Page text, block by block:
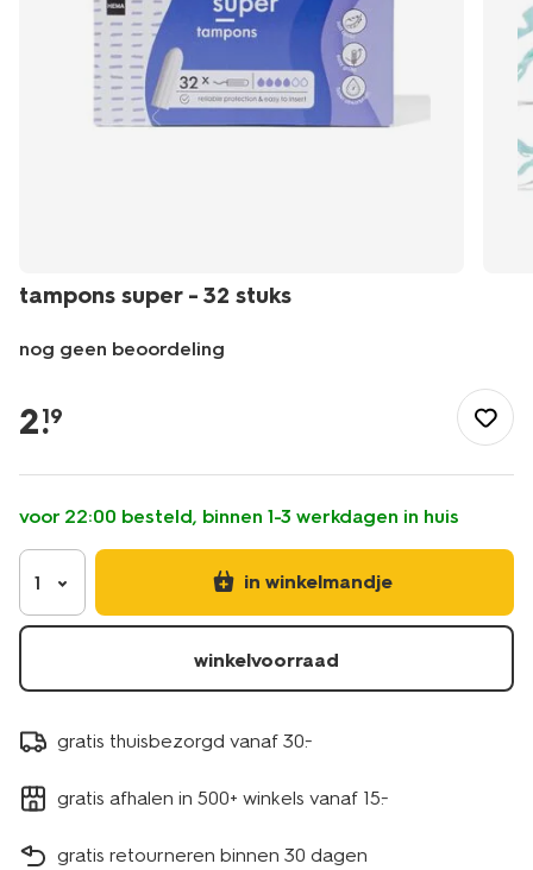
tampons super - 32 stuks
nog geen beoordeling
gezond/persoonlijke-
verzorging/persoonlijke-
super-
-32-
stuks-
11522311.html
2.
19
voor 22:00 besteld, binnen 1-3 werkdagen in huis
1 in winkelmandje
winkelvoorraad
gratis thuisbezorgd vanaf 30.-
gratis afhalen in 500+ winkels vanaf 15.-
gratis retourneren binnen 30 dagen